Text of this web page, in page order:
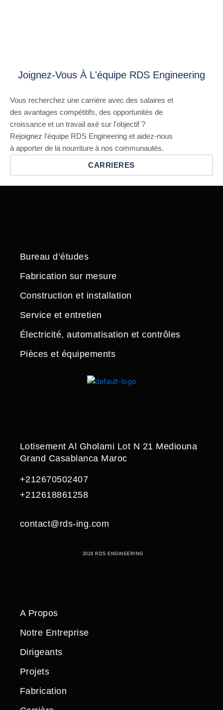
Joignez-Vous À L'équipe RDS Engineering
Vous recherchez une carrière avec des salaires et
des avantages compétitifs, des opportunités de
croissance et un travail axé sur l'objectif ?
Rejoignez l'équipe RDS Engineering et aidez-nous
à apporter de la nourriture à nos communautés.
CARRIERES
Bureau d’études
Fabrication sur mesure
Construction et installation
Service et entretien
Électricité, automatisation et contrôles
Pièces et équipements
Lotisement Al Gholami Lot N 21 Mediouna
Grand Casablanca Maroc
+212670502407
+212618861258
contact@rds-ing.com
2024 RDS ENGINEERING
A Propos
Notre Entreprise
Dirigeants
Projets
Fabrication